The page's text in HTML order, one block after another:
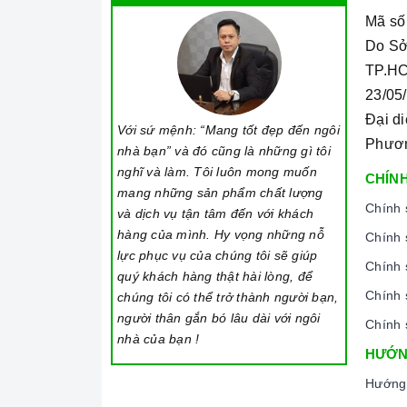
Với sứ mệnh: “Mang tốt đẹp đến ngôi
nhà bạn” và đó cũng là những gì tôi
nghĩ và làm. Tôi luôn mong muốn
mang những sản phẩm chất lượng
và dịch vụ tận tâm đến với khách
hàng của mình. Hy vọng những nỗ
lực phục vụ của chúng tôi sẽ giúp
quý khách hàng thật hài lòng, để
chúng tôi có thể trở thành người bạn,
người thân gắn bó lâu dài với ngôi
nhà của bạn !
Mã
Do
23/
Đại
Chính
Chính
Chính
Chính
Chính